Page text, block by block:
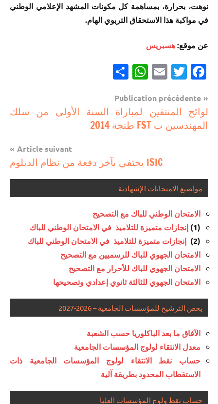
نوهت، بحرارة، بمساهمة كل مكونات المشهد الإعلامي الوطني
في مواكبة هذا الاستحقاق التربوي الهام.
عن موقع:هسبريس
Facebook
Twitter
Email
WhatsApp
مستجدات
تربوية
Navigation
de
l’article
Publication précédente
لوائح المنتقين لمباراة السنة الأولى من سلك
المهندسين ب FST طنجة 2014
Article suivant
ISIC يحتفي بآخر دفعة من نظام الدبلوم
مواضيع الامتحانات الإشهادية
الامتحان الوطني للباك مع التصحيح
(1)
إنجازات متميزة للتلاميذ في الامتحان الوطني للباك
(2)
إنجازات متميزة للتلاميذ في الامتحان الوطني للباك
الامتحان الجهوي للباك للرسميين مع التصحيح
الامتحان الجهوي للباك للأحرار مع التصحيح
الامتحان الجهوي للثالثة ثانوي إعدادي وتصحيحها
يخص الترشيح للمؤسسات الجامعية – 2026-2027
الآفاق ما بعد الباكلوريا حسب الشعبة
معدل الانتقاء لولوج المؤسسات الجامعية
حساب نقط الانتقاء لولوج المؤسسات الجامعية ذات
الاستقطاب المحدود بطريقة آلية
حساب نقط ولوج المؤسسات العليا